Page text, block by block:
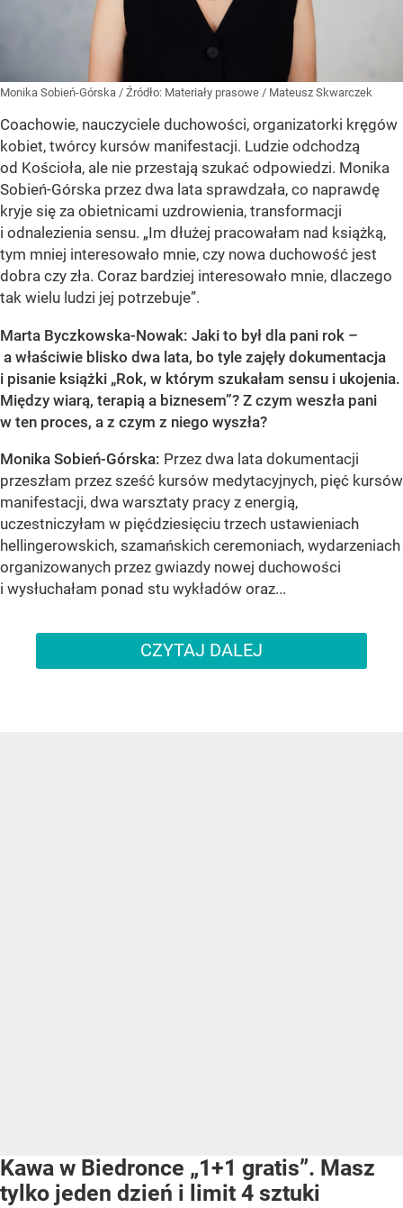
Monika Sobień-Górska / Źródło: Materiały prasowe / Mateusz Skwarczek
Coachowie, nauczyciele duchowości, organizatorki kręgów
kobiet, twórcy kursów manifestacji. Ludzie odchodzą
od Kościoła, ale nie przestają szukać odpowiedzi. Monika
Sobień-Górska przez dwa lata sprawdzała, co naprawdę
kryje się za obietnicami uzdrowienia, transformacji
i odnalezienia sensu. „Im dłużej pracowałam nad książką,
tym mniej interesowało mnie, czy nowa duchowość jest
dobra czy zła. Coraz bardziej interesowało mnie, dlaczego
tak wielu ludzi jej potrzebuje”.
Marta Byczkowska-Nowak: Jaki to był dla pani rok –
a właściwie blisko dwa lata, bo tyle zajęły dokumentacja
i pisanie książki „Rok, w którym szukałam sensu i ukojenia.
Między wiarą, terapią a biznesem”? Z czym weszła pani
w ten proces, a z czym z niego wyszła?
Monika Sobień-Górska: Przez dwa lata dokumentacji
przeszłam przez sześć kursów medytacyjnych, pięć kursów
manifestacji, dwa warsztaty pracy z energią,
uczestniczyłam w pięćdziesięciu trzech ustawieniach
hellingerowskich, szamańskich ceremoniach, wydarzeniach
organizowanych przez gwiazdy nowej duchowości
i wysłuchałam ponad stu wykładów oraz...
CZYTAJ DALEJ
Kawa w Biedronce „1+1 gratis”. Masz
tylko jeden dzień i limit 4 sztuki